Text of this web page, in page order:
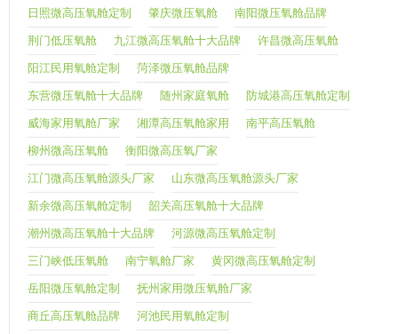
日照微高压氧舱定制 肇庆微压氧舱 南阳微压氧舱品牌
荆门低压氧舱 九江微高压氧舱十大品牌 许昌微高压氧舱
阳江民用氧舱定制 菏泽微压氧舱品牌
东营微压氧舱十大品牌 随州家庭氧舱 防城港高压氧舱定制
威海家用氧舱厂家 湘潭高压氧舱家用 南平高压氧舱
柳州微高压氧舱 衡阳微高压氧厂家
江门微高压氧舱源头厂家 山东微高压氧舱源头厂家
新余微高压氧舱定制 韶关高压氧舱十大品牌
潮州微高压氧舱十大品牌 河源微高压氧舱定制
三门峡低压氧舱 南宁氧舱厂家 黄冈微高压氧舱定制
岳阳微压氧舱定制 抚州家用微压氧舱厂家
商丘高压氧舱品牌 河池民用氧舱定制